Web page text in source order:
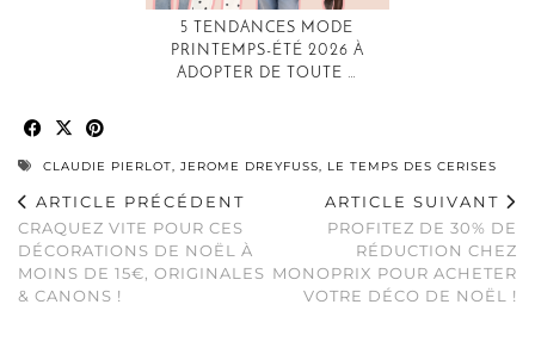
5 TENDANCES MODE
PRINTEMPS-ÉTÉ 2026 À
ADOPTER DE TOUTE …
CLAUDIE PIERLOT JEROME DREYFUSS LE TEMPS DES CERISES
ARTICLE PRÉCÉDENT
CRAQUEZ VITE POUR CES
DÉCORATIONS DE NOËL À
MOINS DE 15€, ORIGINALES
& CANONS !
ARTICLE SUIVANT
PROFITEZ DE 30% DE
RÉDUCTION CHEZ
MONOPRIX POUR ACHETER
VOTRE DÉCO DE NOËL !